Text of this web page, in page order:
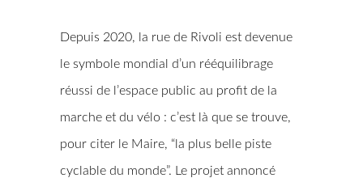
Depuis 2020, la rue de Rivoli est devenue
le symbole mondial d’un rééquilibrage
réussi de l’espace public au profit de la
marche et du vélo : c’est là que se trouve,
pour citer le Maire, “la plus belle piste
cyclable du monde”. Le projet annoncé